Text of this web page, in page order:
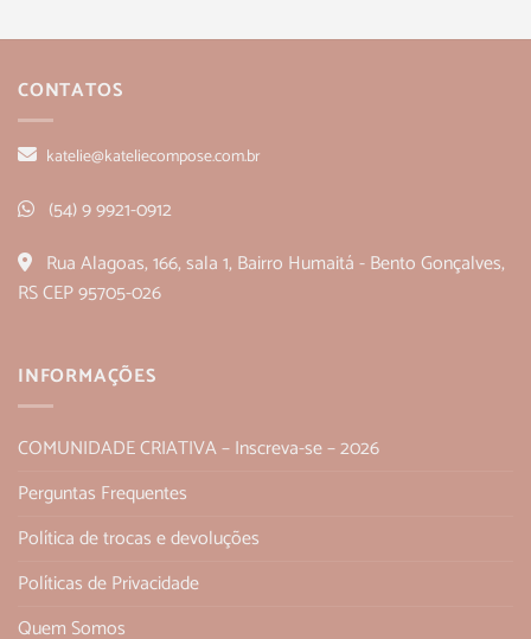
CONTATOS
katelie@kateliecompose.com.br
(54) 9 9921-0912
Rua Alagoas, 166, sala 1, Bairro Humaitá - Bento Gonçalves,
RS CEP 95705-026
INFORMAÇÕES
COMUNIDADE CRIATIVA – Inscreva-se – 2026
Perguntas Frequentes
Política de trocas e devoluções
Políticas de Privacidade
Quem Somos